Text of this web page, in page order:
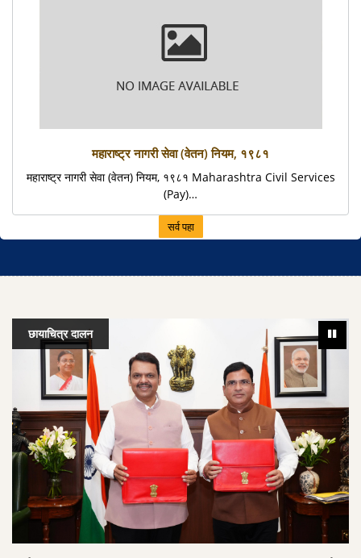
महाराष्ट्र नागरी सेवा (वेतन) नियम, १९८१
महाराष्ट्र नागरी सेवा (वेतन) नियम, १९८१ Maharashtra Civil Services
(Pay)…
सर्व पहा
छायाचित्र दालन